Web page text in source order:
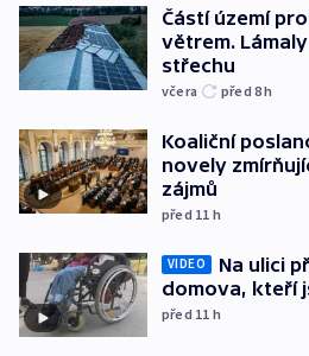
Částí území
větrem.
střechu
včera před 8h
Koaliční
novely
zájmů
před 11 h
VIDEO
Na ulici
domova, kteří
před 11 h